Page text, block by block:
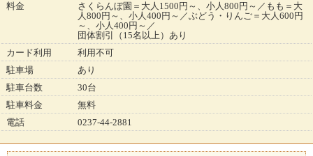
料金
さくらんぼ園＝大人1500円～、小人800円～／もも＝大
人800円～、小人400円～／ぶどう・りんご＝大人600円
～、小人400円～／
団体割引（15名以上）あり
カード利用
利用不可
駐車場
あり
駐車台数
30台
駐車料金
無料
電話
0237-44-2881